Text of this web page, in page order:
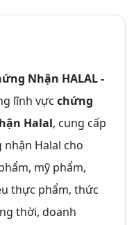
Nhận HALAL -
lĩnh vực chứng
Halal, cung cấp
nhận Halal cho
mỹ phẩm,
thực phẩm, thức
thời, doanh